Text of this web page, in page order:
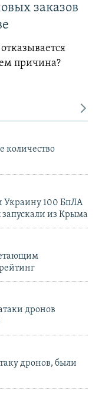
заказов
причина?
количество
Украину 100 БпЛА
из Крыма
дронов
дронов, были